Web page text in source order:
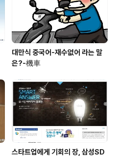
대만식 중국어-재수없어 라는 말
은?-機車
스타트업에게 기회의 장, 삼성SD